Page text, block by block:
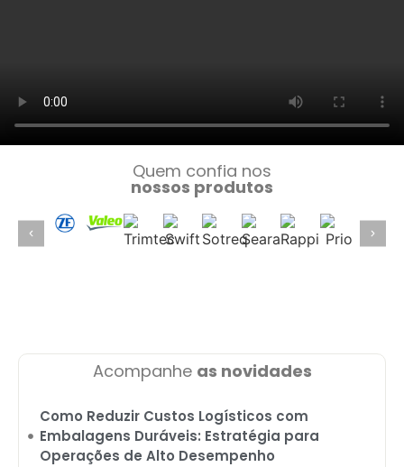
Quem confia nos
nossos produtos
Acompanhe as novidades
Como Reduzir Custos Logísticos com
Embalagens Duráveis: Estratégia para
Operações de Alto Desempenho